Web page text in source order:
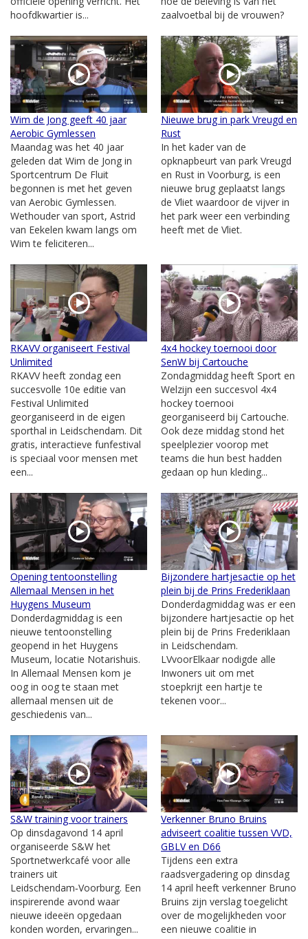
hoofdkwartier is...
zaalvoetbal bij de vrouwen?
Wim de Jong geeft 40 jaar
Aerobic Gymlessen
Maandag was het 40 jaar
geleden dat Wim de Jong in
Sportcentrum De Fluit
begonnen is met het geven
van Aerobic Gymlessen.
Wethouder van sport, Astrid
van Eekelen kwam langs om
Wim te feliciteren...
Nieuwe brug in park Vreugd en
Rust
In het kader van de
opknapbeurt van park Vreugd
en Rust in Voorburg, is een
nieuwe brug geplaatst langs
de Vliet waardoor de vijver in
het park weer een verbinding
heeft met de Vliet.
RKAVV organiseert Festival
Unlimited
RKAVV heeft zondag een
succesvolle 10e editie van
Festival Unlimited
georganiseerd in de eigen
sporthal in Leidschendam. Dit
gratis, interactieve funfestival
is speciaal voor mensen met
een...
4x4 hockey toernooi door
SenW bij Cartouche
Zondagmiddag heeft Sport en
Welzijn een succesvol 4x4
hockey toernooi
georganiseerd bij Cartouche.
Ook deze middag stond het
speelplezier voorop met
teams die hun best hadden
gedaan op hun kleding...
Opening tentoonstelling
Allemaal Mensen in het
Huygens Museum
Donderdagmiddag is een
nieuwe tentoonstelling
geopend in het Huygens
Museum, locatie Notarishuis.
In Allemaal Mensen kom je
oog in oog te staan met
allemaal mensen uit de
geschiedenis van...
Bijzondere hartjesactie op het
plein bij de Prins Frederiklaan
Donderdagmiddag was er een
bijzondere hartjesactie op het
plein bij de Prins Frederiklaan
in Leidschendam.
LVvoorElkaar nodigde alle
Inwoners uit om met
stoepkrijt een hartje te
tekenen voor...
S&W training voor trainers
Op dinsdagavond 14 april
organiseerde S&W het
Sportnetwerkcafé voor alle
trainers uit
Leidschendam‑Voorburg. Een
inspirerende avond waar
nieuwe ideeën opgedaan
konden worden, ervaringen...
Verkenner Bruno Bruins
adviseert coalitie tussen VVD,
GBLV en D66
Tijdens een extra
raadsvergadering op dinsdag
14 april heeft verkenner Bruno
Bruins zijn verslag toegelicht
over de mogelijkheden voor
een nieuwe coalitie in